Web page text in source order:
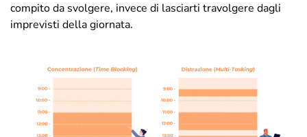
compito da svolgere, invece di lasciarti travolgere dagli
imprevisti della giornata.